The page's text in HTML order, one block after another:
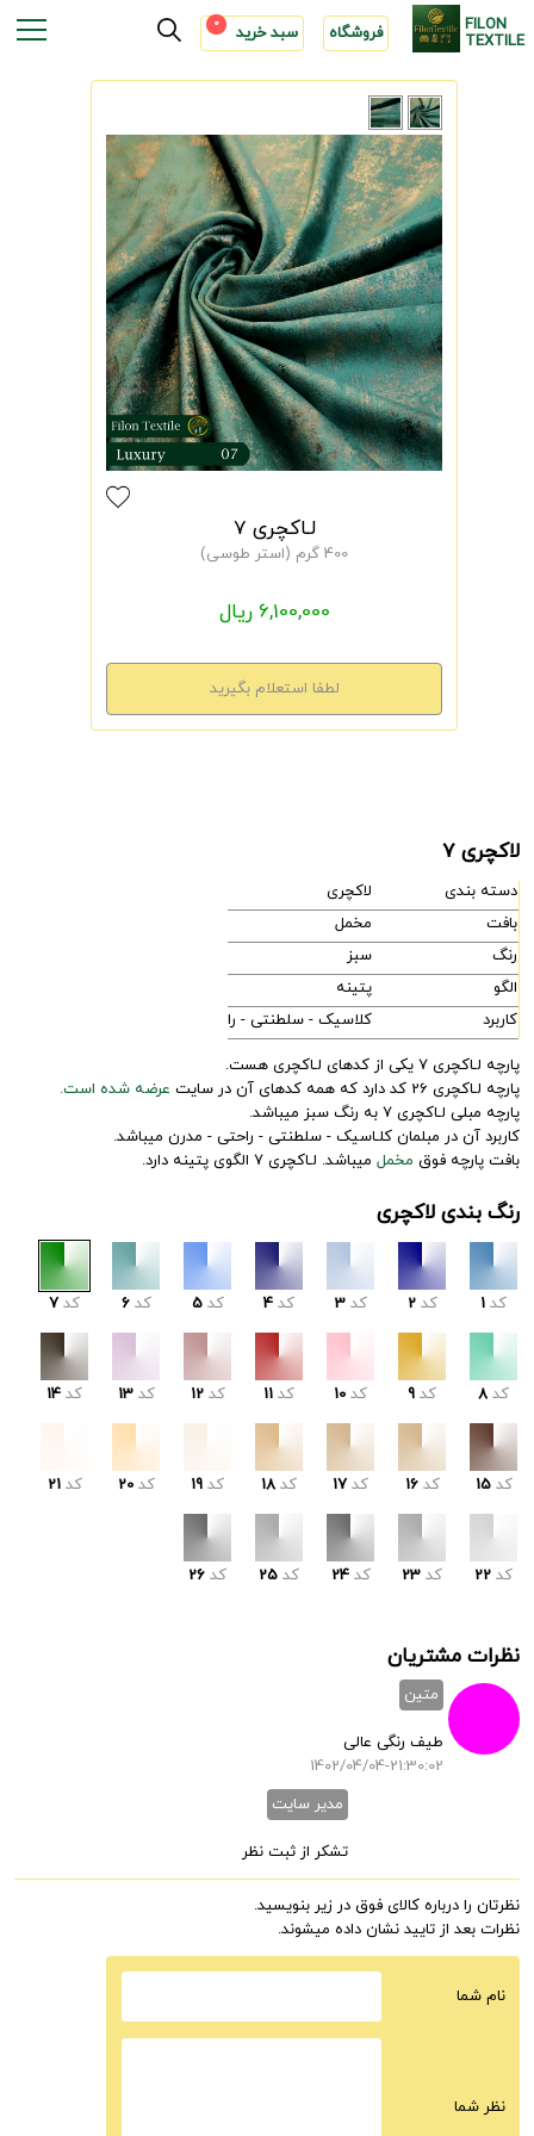
FILON
TEXTILE فروشگاه سبد خرید 0
لـاکچری 7
400 گرم (استر طوسی)
6,100,000 ریال
لاکچری 7
دسته بندی
لاکچری
بافت
مخمل
رنگ
سبز
الگو
پتینه
کاربرد
کلاسیک - سلطنتی - راحتی - مدرن
پارچه لـاکچری 7 یکی از کدهای لـاکچری هست.
پارچه لـاکچری 26 کد دارد که همه کدهای آن در سایت
عرضه شده است.
پارچه مبلی لـاکچری 7 به رنگ سبز میباشد.
کاربرد آن در مبلمان کلـاسیک - سلطنتی - راحتی - مدرن میباشد.
بافت پارچه فوق مخمل میباشد. لـاکچری 7 الگوی پتینه دارد.
رنگ بندی لاکچری
کد 1 کد 2 کد 3 کد 4 کد 5 کد 6 کد 7
کد 8 کد 9 کد 10 کد 11 کد 12 کد 13 کد 14
کد 15 کد 16 کد 17 کد 18 کد 19 کد 20 کد 21
کد 22 کد 23 کد 24 کد 25 کد 26
نظرات مشتریان
متین
طیف رنگی عالی
1402/04/04-21:30:02
مدیر سایت
تشکر از ثبت نظر
نظرتان را درباره کالای فوق در زیر بنویسید.
نظرات بعد از تایید نشان داده میشوند.
نام شما
نظر شما